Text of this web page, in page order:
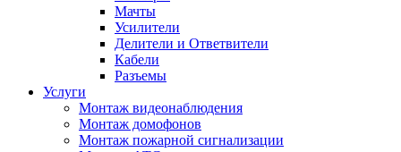
Мачты
Усилители
Делители и Ответвители
Кабели
Разъемы
Услуги
Монтаж видеонаблюдения
Монтаж домофонов
Монтаж пожарной сигнализации